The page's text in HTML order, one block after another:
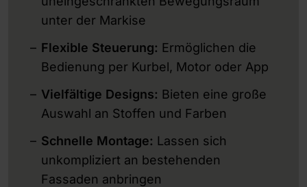
unter der Markise
Flexible Steuerung: Ermöglichen die
Bedienung per Kurbel, Motor oder App
Vielfältige Designs: Bieten eine große
Auswahl an Stoffen und Farben
Schnelle Montage: Lassen sich
unkompliziert an bestehenden
Fassaden anbringen